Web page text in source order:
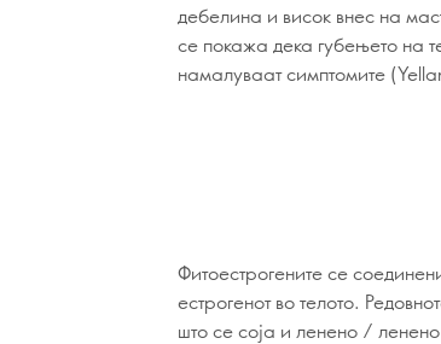
дебелина и висок внес на
се покажа дека губењето на
намалуваат симптомите
Фитоестрогените се
естрогенот во телото.
што се соја и ленено /